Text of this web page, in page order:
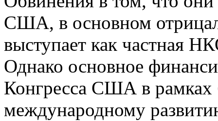
США, в основном
выступает как частная
Однако основное
Конгресса США в
международному